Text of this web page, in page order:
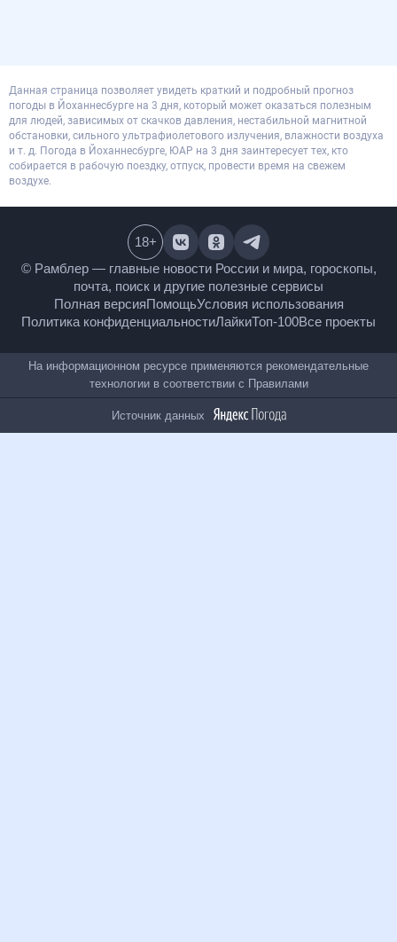
Данная страница позволяет увидеть краткий и подробный прогноз
погоды в Йоханнесбурге на 3 дня, который может оказаться полезным
для людей, зависимых от скачков давления, нестабильной магнитной
обстановки, сильного ультрафиолетового излучения, влажности воздуха
и т. д. Погода в Йоханнесбурге, ЮАР на 3 дня заинтересует тех, кто
собирается в рабочую поездку, отпуск, провести время на свежем
воздухе.
© Рамблер — главные новости России и мира,
гороскопы, почта, поиск и другие полезные сервисы
Полная версияПомощьУсловия использования
Политика конфиденциальностиЛайкиТоп-100
18+
На информационном ресурсе применяются
рекомендательные технологии в соответствии сПравилами
Источник данных